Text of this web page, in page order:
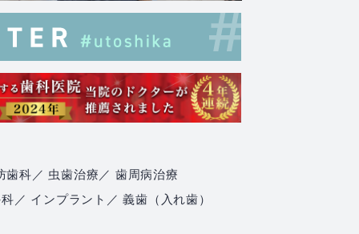
歯科／ 虫歯治療／ 歯周病治療
／ インプラント ／ 義歯（入れ歯）